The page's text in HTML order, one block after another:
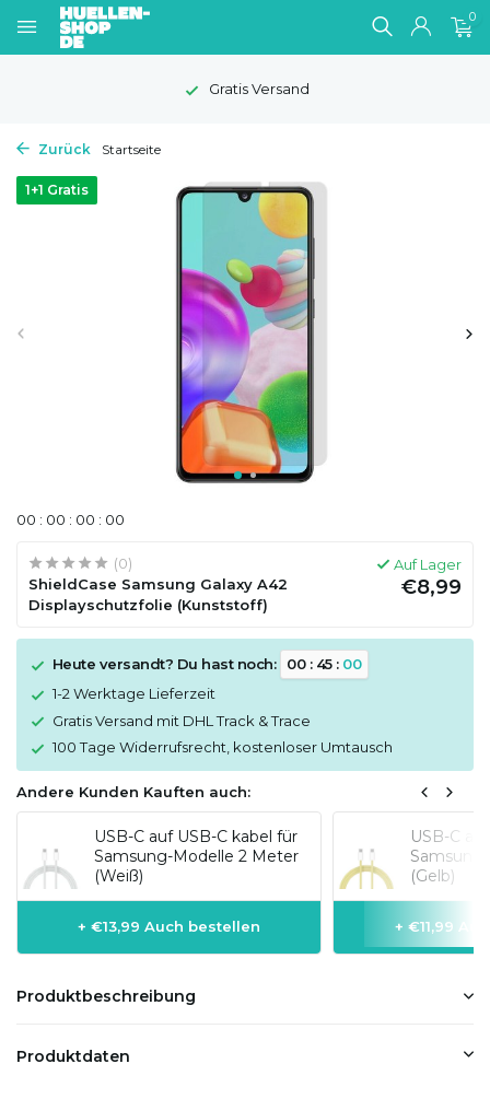
0
Gratis Versand
Zurück Startseite
1+1 Gratis
00 : 00 : 00 : 00
(0)
ShieldCase Samsung Galaxy A42
Displayschutzfolie (Kunststoff)
Auf Lager
€8,99
Heute versandt? Du hast noch: 00: 45: 00
1-2 Werktage Lieferzeit
Gratis Versand mit DHL Track & Trace
100 Tage Widerrufsrecht, kostenloser Umtausch
Andere Kunden Kauften auch:
USB-C auf USB-C kabel für
Samsung-Modelle 2 Meter
(Weiß)
+ €13,99 Auch bestellen
USB-C
(Gelb)
+ €11,99
Produktbeschreibung
Produktdaten